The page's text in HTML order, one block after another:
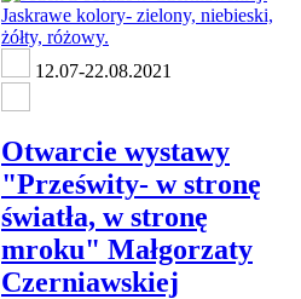
12.07-22.08.2021
Otwarcie wystawy
"Prześwity- w stronę
światła, w stronę
mroku" Małgorzaty
Czerniawskiej